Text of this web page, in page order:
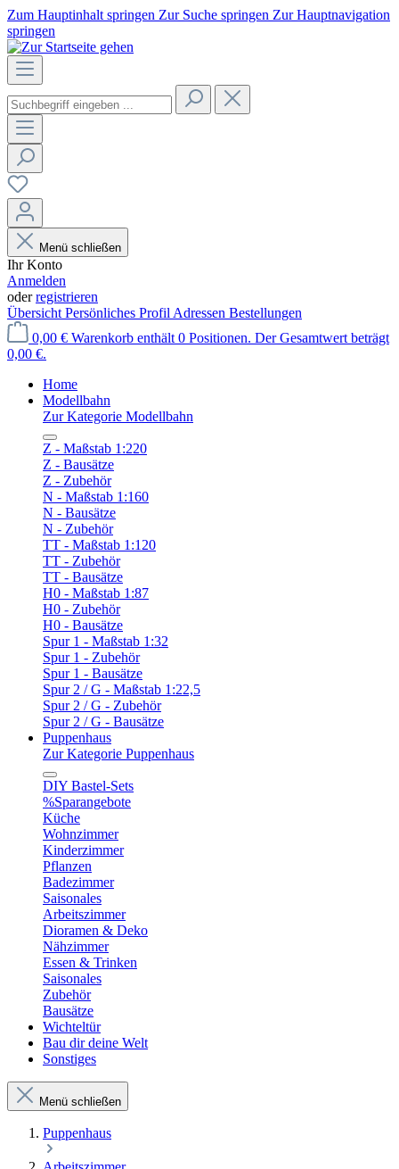
Zum Hauptinhalt springen Zur Suche springen Zur Hauptnavigation
springen
Menü schließen
Ihr Konto
Anmelden
oderregistrieren
Übersicht Persönliches Profil Adressen Bestellungen
0,00 € Warenkorb enthält 0 Positionen. Der Gesamtwert beträgt
0,00 €.
Home
Modellbahn
Zur Kategorie Modellbahn
Z - Maßstab 1:220
Z - Bausätze
Z - Zubehör
N - Maßstab 1:160
N - Bausätze
N - Zubehör
TT - Maßstab 1:120
TT - Zubehör
TT - Bausätze
H0 - Maßstab 1:87
H0 - Zubehör
H0 - Bausätze
Spur 1 - Maßstab 1:32
Spur 1 - Zubehör
Spur 1 - Bausätze
Spur 2 / G - Maßstab 1:22,5
Spur 2 / G - Zubehör
Spur 2 / G - Bausätze
Puppenhaus
Zur Kategorie Puppenhaus
DIY Bastel-Sets
%Sparangebote
Küche
Wohnzimmer
Kinderzimmer
Pflanzen
Badezimmer
Saisonales
Arbeitszimmer
Dioramen & Deko
Nähzimmer
Essen & Trinken
Saisonales
Zubehör
Bausätze
Wichteltür
Bau dir deine Welt
Sonstiges
Menü schließen
Puppenhaus